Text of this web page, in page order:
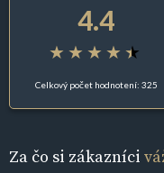
4.4
Celkový počet hodnotení: 325
Za čo si zákazníci